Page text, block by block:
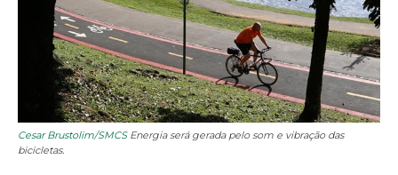
Cesar Brustolim/SMCSEnergia será gerada pelo som e vibração das
bicicletas.